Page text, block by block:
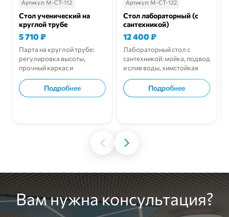
Артикул: М-СТ-112
Стол ученический на
круглой трубе
5 710₽
Парта на круглой трубе:
регулировка высоты,
прочный каркас и
ЛДСП.
Подробнее
Артикул: М-СТ-122
Стол лабораторный (с
сантехникой)
12 400₽
Лабораторный стол с
сантехникой: мойка, подвод
и слив воды, химстойкая
каркас.
Подробнее
Вам нужна консультация?